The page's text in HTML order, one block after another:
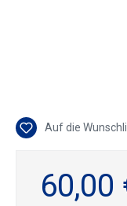
Auf die
60,00